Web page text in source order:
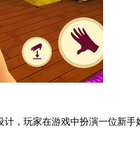
，玩家在游戏中扮演一位新